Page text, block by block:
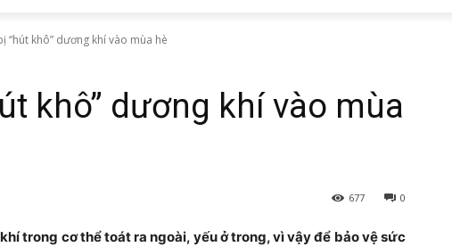
“hút khô” dương khí vào mùa hè
khô” dương khí vào mùa
0
677
trong cơ thể toát ra ngoài, yếu ở trong, vì vậy để bảo vệ sức